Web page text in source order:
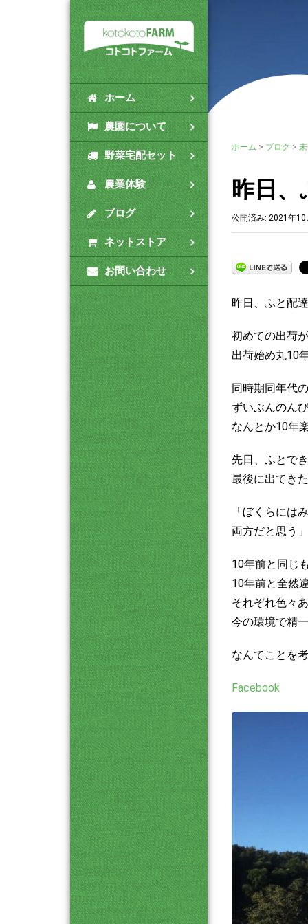
ホーム
農園について
野菜宅配セット
農業体験
ブログ
ネットストア
お問い合わせ
ホーム > ブログ >
昨日
公開済み: 2021年10
昨日、ふと配
初めての出荷
出荷始め丸10
同時期同年代
ずいぶんのん
なんとか10年
先日、ふとで
最後に出てき
「ぼくらには
両方だと思う」
10年前と同じ
10年前と全然
それぞれ色々
今の環境で精
なんてことを
Facebook